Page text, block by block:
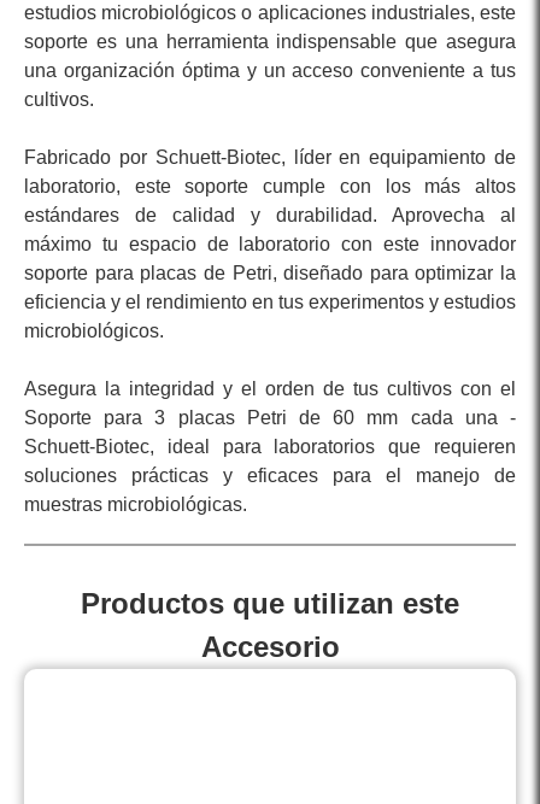
estudios microbiológicos o aplicaciones industriales, este
soporte es una herramienta indispensable que asegura
una organización óptima y un acceso conveniente a tus
cultivos.
Fabricado por Schuett-Biotec, líder en equipamiento de
laboratorio, este soporte cumple con los más altos
estándares de calidad y durabilidad. Aprovecha al
máximo tu espacio de laboratorio con este innovador
soporte para placas de Petri, diseñado para optimizar la
eficiencia y el rendimiento en tus experimentos y estudios
microbiológicos.
Asegura la integridad y el orden de tus cultivos con el
Soporte para 3 placas Petri de 60 mm cada una -
Schuett-Biotec, ideal para laboratorios que requieren
soluciones prácticas y eficaces para el manejo de
muestras microbiológicas.
Productos que utilizan este
Accesorio